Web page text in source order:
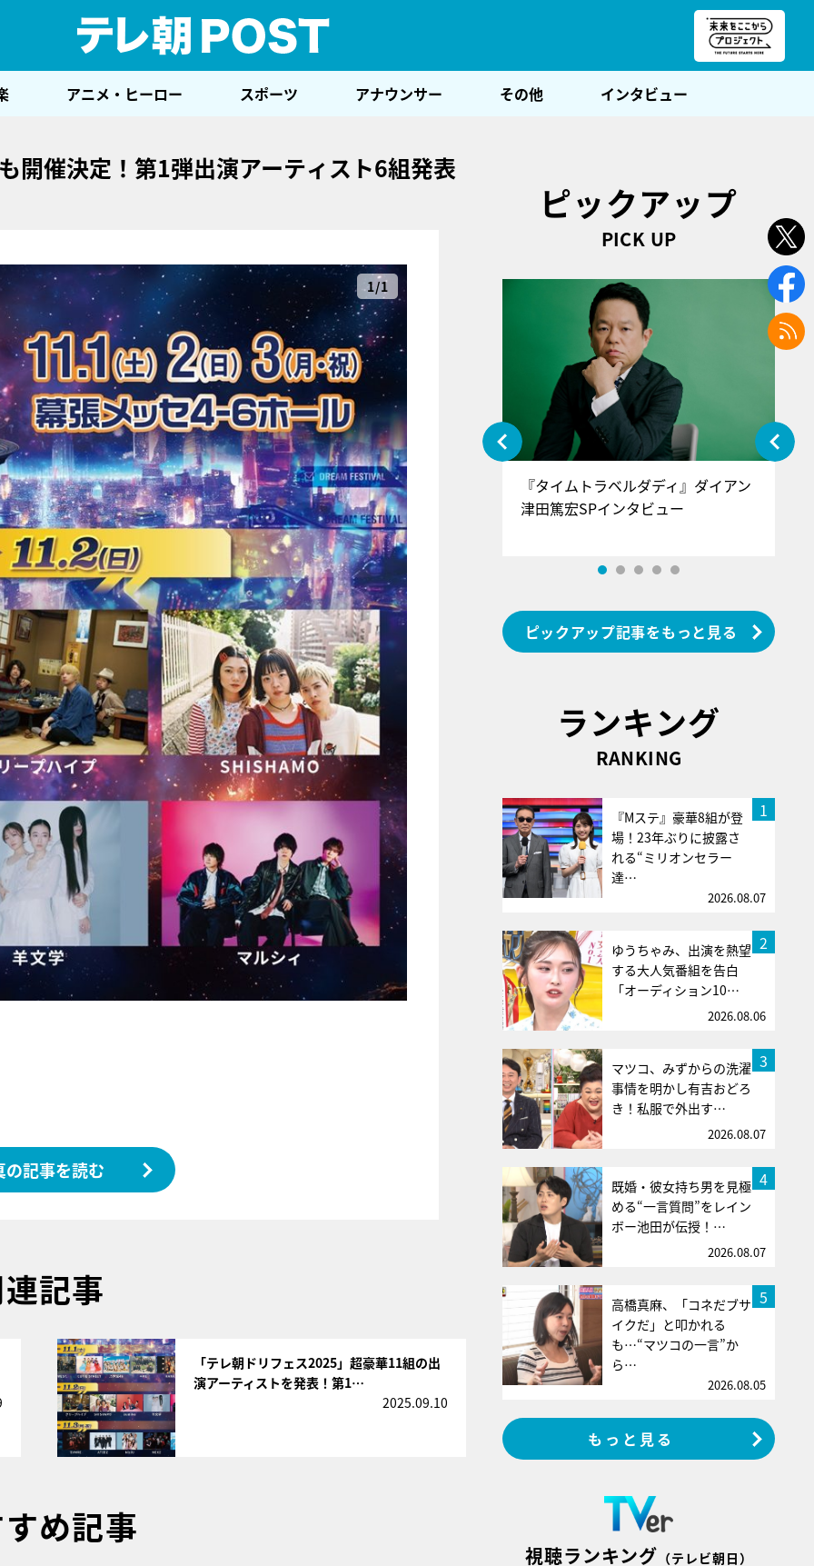
アニメ・ヒーロー スポーツ アナウンサー その他 インタビュー
開催決定！第1弾出演アーティスト6組発表
1/1
の記事を読む
記事
「テレ朝ドリフェス2025」超豪華11組の出
演アーティストを発表！第1…
2025.09.10
め記事
ピックアップ
PICK UP
『アイ＝ラブ！げーみんぐ』＝LOV
E齋藤樹愛羅＆佐々木舞香SPインタ
ビュー
『タイムトラベルダディ』ダイアン
津田篤宏SPインタビュー
ピックアップ記事をもっと見る
ランキング
RANKING
1
『Mステ』豪華8組が登
場！23年ぶりに披露さ
れる“ミリオンセラー
達…
2026.08.07
2
ゆうちゃみ、出演を熱望
する大人気番組を告白
「オーディション10…
2026.08.06
3
マツコ、みずからの洗濯
事情を明かし有吉おどろ
き！私服で外出す…
2026.08.07
4
既婚・彼女持ち男を見極
める“一言質問”をレイン
ボー池田が伝授！…
2026.08.07
5
高橋真麻、「コネだブサ
イクだ」と叩かれる
も…“マツコの一言”か
ら…
2026.08.05
もっと見る
視聴ランキング （テレビ朝日）